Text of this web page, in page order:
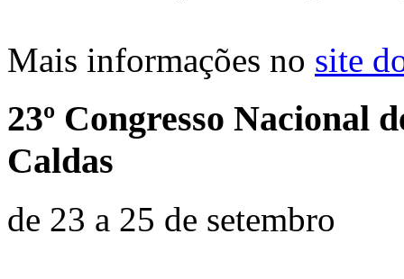
Mais informações no site
23º Congresso Nacional
Caldas
de 23 a 25 de setembro